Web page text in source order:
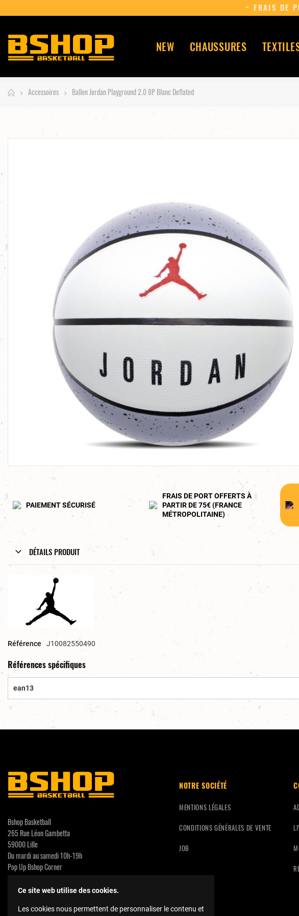
NEW CHAUSSURES
Accessoires Ballon Jordan Playground 2.0 8P Blanc Deflated
PAIEMENT SÉCURISÉ
FRAIS DE PORT OFFERTS À
PARTIR DE 75€ (FRANCE
MÉTROPOLITAINE)
DÉTAILS PRODUIT
Référence J10082550490
Références spécifiques
ean13
Bshop Basketball
265 Rue Léon Gambetta
59000 Lille
Du mardi au samedi 10h-19h
Pop Up Bshop Corner
3 Rue Neuve
contact@bshopbasketball.fr
NOTRE SOCIÉTÉ
MENTIONS LÉGALES
CONDITIONS GÉNÉRALES DE VENTE
JOB
Ce site web utilise des cookies.
Les cookies nous permettent de personnaliser le contenu et